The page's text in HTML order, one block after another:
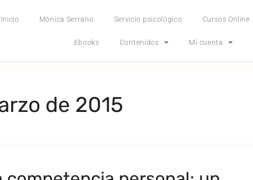
Inicio Mónica Serrano Servicio psicológico Cursos Online
Ebooks Contenidos Mi cuenta
de 2015